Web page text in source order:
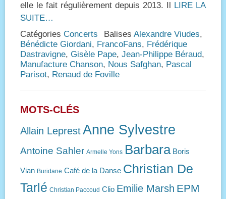
elle le fait régulièrement depuis 2013. Il LIRE LA
SUITE…
Catégories Concerts Balises Alexandre Viudes,
Bénédicte Giordani, FrancoFans, Frédérique
Dastravigne, Gisèle Pape, Jean-Philippe Béraud,
Manufacture Chanson, Nous Safghan, Pascal
Parisot, Renaud de Foville
MOTS-CLÉS
Allain LeprestAnne Sylvestre
Antoine Sahler Armelle Yons Barbara Boris
Vian Buridane Café de la Danse Christian De
Tarlé Christian Paccoud Clio Emilie Marsh EPM